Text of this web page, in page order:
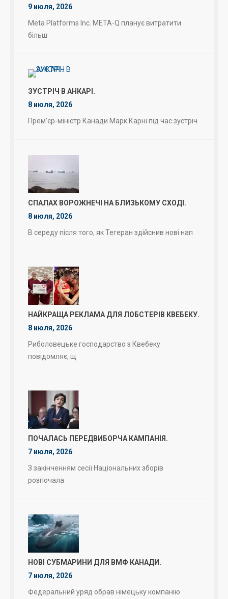
9 июля, 2026
Meta Platforms Inc. META-Q планує витратити
більш
ЗУСТРІЧ В АНКАРІ.
8 июля, 2026
Прем'єр-міністр Канади Марк Карні під час зустріч
СПАЛАХ ВОРОЖНЕЧІ НА БЛИЗЬКОМУ СХОДІ.
8 июля, 2026
В середу після того, як Тегеран здійснив нові нап
НАЙКРАЩА РЕКЛАМА ДЛЯ ЛОБСТЕРІВ КВЕБЕКУ.
8 июля, 2026
Риболовецьке господарство з Квебеку
повідомляє, щ
ПОЧАЛАСЬ ПЕРЕДВИБОРЧА КАМПАНІЯ.
7 июля, 2026
З закінченням сесії Національних зборів
розпочала
НОВІ СУБМАРИНИ ДЛЯ ВМФ КАНАДИ.
7 июля, 2026
Федеральний уряд обрав німецьку компанію